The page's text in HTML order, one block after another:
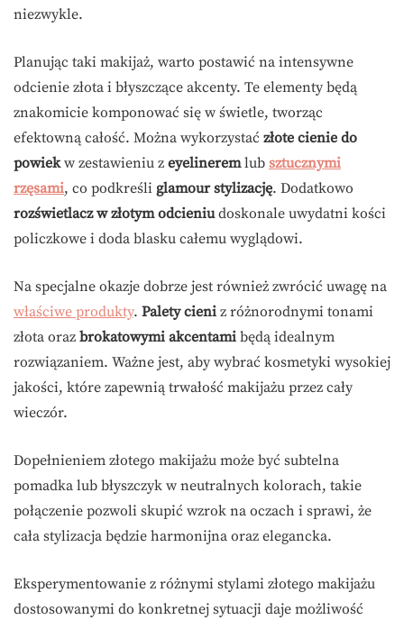
niezwykle.
Planując taki makijaż, warto postawić na intensywne
odcienie złota i błyszczące akcenty. Te elementy będą
znakomicie komponować się w świetle, tworząc
efektowną całość. Można wykorzystać złote cienie do
powiekw zestawieniu z eyelineremlub sztucznymi
rzęsami, co podkreśli glamour stylizację. Dodatkowo
rozświetlacz w złotym odcieniudoskonale uwydatni kości
policzkowe i doda blasku całemu wyglądowi.
Na specjalne okazje dobrze jest również zwrócić uwagę na
właściwe produkty. Palety cieni z różnorodnymi tonami
złota oraz brokatowymi akcentami będą idealnym
rozwiązaniem. Ważne jest, aby wybrać kosmetyki wysokiej
jakości, które zapewnią trwałość makijażu przez cały
wieczór.
Dopełnieniem złotego makijażu może być subtelna
pomadka lub błyszczyk w neutralnych kolorach, takie
połączenie pozwoli skupić wzrok na oczach i sprawi, że
cała stylizacja będzie harmonijna oraz elegancka.
Eksperymentowanie z różnymi stylami złotego makijażu
dostosowanymi do konkretnej sytuacji daje możliwość